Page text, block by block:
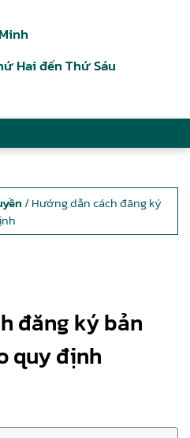
Hai đến Thứ Sáu
/ Hướng dẫn cách đăng ký
đăng ký bản
quy định